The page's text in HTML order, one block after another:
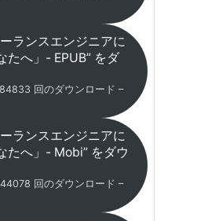
ランスエンジニアに
たへ」- EPUB” をダ
回のダウンロード –
ランスエンジニアに
たへ」- Mobi” をダウ
回のダウンロード –